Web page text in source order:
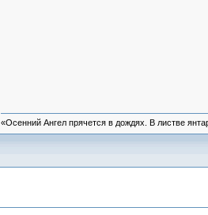
«Осенний Ангел прячется в дождях. В листве